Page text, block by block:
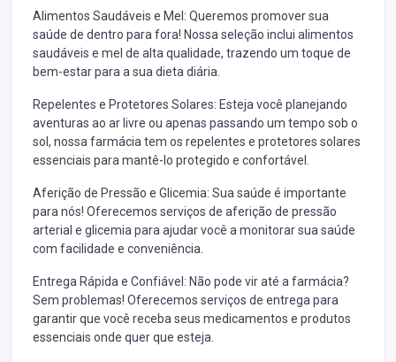
Alimentos Saudáveis e Mel: Queremos promover sua
saúde de dentro para fora! Nossa seleção inclui alimentos
saudáveis e mel de alta qualidade, trazendo um toque de
bem-estar para a sua dieta diária.
Repelentes e Protetores Solares: Esteja você planejando
aventuras ao ar livre ou apenas passando um tempo sob o
sol, nossa farmácia tem os repelentes e protetores solares
essenciais para mantê-lo protegido e confortável.
Aferição de Pressão e Glicemia: Sua saúde é importante
para nós! Oferecemos serviços de aferição de pressão
arterial e glicemia para ajudar você a monitorar sua saúde
com facilidade e conveniência.
Entrega Rápida e Confiável: Não pode vir até a farmácia?
Sem problemas! Oferecemos serviços de entrega para
garantir que você receba seus medicamentos e produtos
essenciais onde quer que esteja.